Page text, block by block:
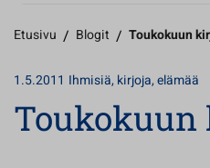
Etusivu / Blogit / Toukokuun
1.5.2011 Ihmisiä, kirjoja, elämää